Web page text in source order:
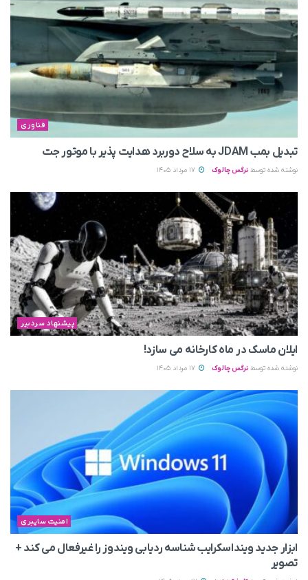
فناوری
تبدیل بمب JDAM به سلاح دوربرد هدایت پذیر با موتور جت
نوشته شده توسط نرگس چالوک
پیشنهاد سردبیر
ایلان ماسک در ماه کارخانه می سازد!
نوشته شده توسط نرگس چالوک
امنیت سایبری
ابزار جدید وینداسکرایب شناسه ردیابی ویندوز را غیرفعال می‌ کند +
تصویر